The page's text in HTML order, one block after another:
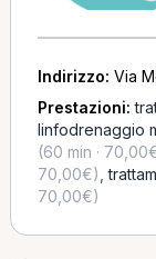
Indirizzo: Via
Prestazioni:
linfodrenaggio
(60 min ·
70,00€) ,
70,00€)